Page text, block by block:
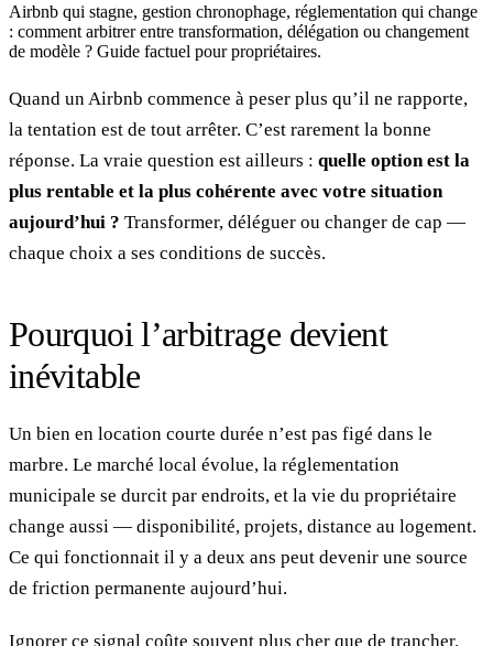
Airbnb qui stagne, gestion chronophage, réglementation qui change
: comment arbitrer entre transformation, délégation ou changement
de modèle ? Guide factuel pour propriétaires.
Quand un Airbnb commence à peser plus qu’il ne rapporte,
la tentation est de tout arrêter. C’est rarement la bonne
réponse. La vraie question est ailleurs : quelle option est la
plus rentable et la plus cohérente avec votre situation
aujourd’hui ? Transformer, déléguer ou changer de cap —
chaque choix a ses conditions de succès.
Pourquoi l’arbitrage devient
inévitable
Un bien en location courte durée n’est pas figé dans le
marbre. Le marché local évolue, la réglementation
municipale se durcit par endroits, et la vie du propriétaire
change aussi — disponibilité, projets, distance au logement.
Ce qui fonctionnait il y a deux ans peut devenir une source
de friction permanente aujourd’hui.
Ignorer ce signal coûte souvent plus cher que de trancher.